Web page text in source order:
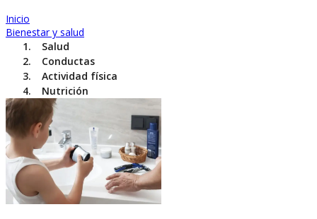
Inicio
Bienestar y salud
Salud
Conductas
Actividad física
Nutrición